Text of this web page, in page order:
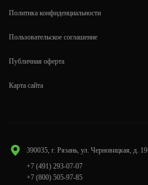
390035, г. Рязань, ул. Черновицкая, д. 19
+7 (491) 293-07-07
+7 (800) 505-97-85
Политика конфиденциальности
Пользовательское соглашение
Публичная оферта
Карта сайта